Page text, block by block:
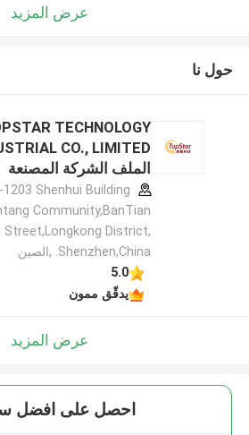
عرض المزيد
حول نا
TECHNOLOGY
CO., LIMITED
الملف الشركة المصنعة
1203 Shenhui Building
Community,BanTian
Street,Longkong District,
Shenzhen,China. ,الصين
5.0
يدقّق ممون
عرض المزيد
احصل على افضل